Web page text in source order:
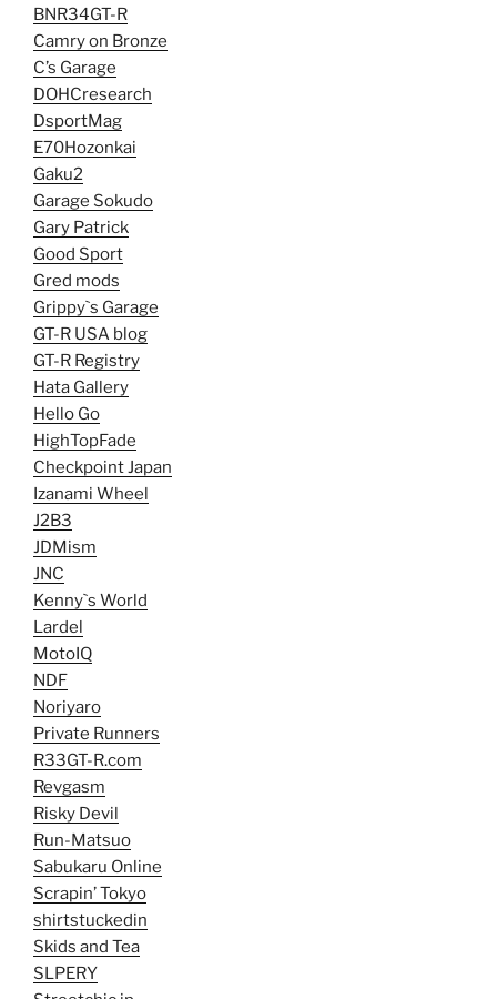
BNR34GT-R
Camry on Bronze
C’s Garage
DOHCresearch
DsportMag
E70Hozonkai
Gaku2
Garage Sokudo
Gary Patrick
Good Sport
Gred mods
Grippy`s Garage
GT-R USA blog
GT-R Registry
Hata Gallery
Hello Go
HighTopFade
Checkpoint Japan
Izanami Wheel
J2B3
JDMism
JNC
Kenny`s World
Lardel
MotoIQ
NDF
Noriyaro
Private Runners
R33GT-R.com
Revgasm
Risky Devil
Run-Matsuo
Sabukaru Online
Scrapin’ Tokyo
shirtstuckedin
Skids and Tea
SLPERY